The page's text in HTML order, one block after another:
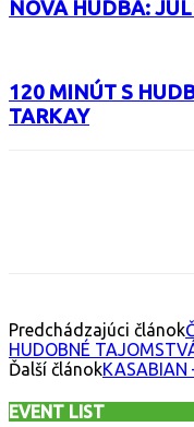
NOVÁ HUDBA:
120 MINÚT S
TARKAY
Predchádzajúci článok
HUDOBNÉ
Ďalší článokKASABIAN
EVENT LIST